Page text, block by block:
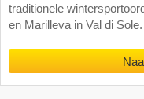
traditionele
en Marilleva in Val di Sole.